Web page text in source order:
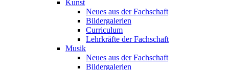
Kunst
Neues aus der Fachschaft
Bildergalerien
Curriculum
Lehrkräfte der Fachschaft
Musik
Neues aus der Fachschaft
Bildergalerien